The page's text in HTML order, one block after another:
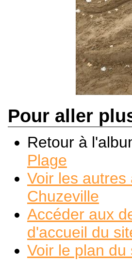
Pour aller
Retour à
Plage
Voir les
Chuzeville
Accéder aux
d'accueil du
Voir le plan du